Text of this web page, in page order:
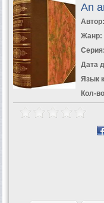
An
Автор:
Жанр:
Серия:
Дата
Язык
Кол-